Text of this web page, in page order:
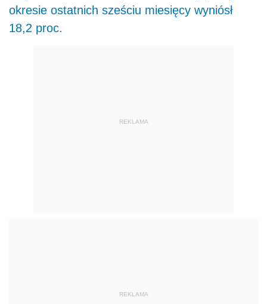
okresie ostatnich sześciu miesięcy wyniósł
18,2 proc.
REKLAMA
REKLAMA